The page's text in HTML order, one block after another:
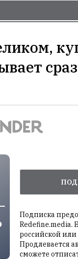
Подписка
Redefine.media.
российской
Продлевается
сможете